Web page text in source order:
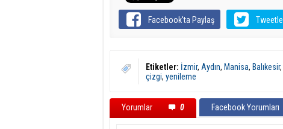
Facebook'ta Paylaş Tweetle
Etiketler: İzmir, Aydın, Manisa, Balıkesir,
çizgi, yenileme
Yorumlar 0 Facebook Yorumları